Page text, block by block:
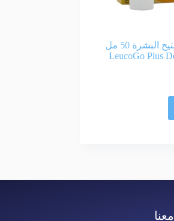
كريم ليكوغو بلس لتفتيح البشرة 50 مل
LeucoGo Plus